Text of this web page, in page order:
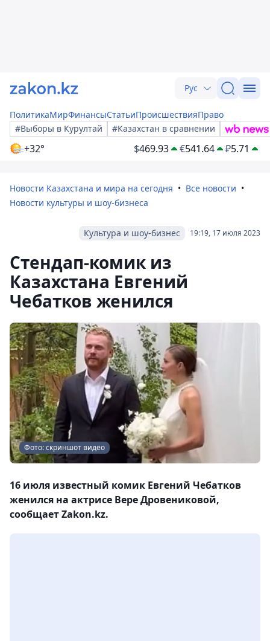
Рус
ПолитикаМирФинансыСтатьиПроисшествияПраво
#Выборы в Курултай
#Казахстан в сравнении
+32° $469.93 €541.64 ₽5.71
Новости Казахстана и мира на сегодня
Все новости
Новости культуры и шоу-бизнеса
19:19, 17 июля 2023
Культура и шоу-бизнес
Стендап-комик из
Казахстана Евгений
Чебатков женился
Фото: скриншот видео
16 июля известный комик Евгений Чебатков
женился на актрисе Вере Дровениковой,
сообщает Zakon.kz.